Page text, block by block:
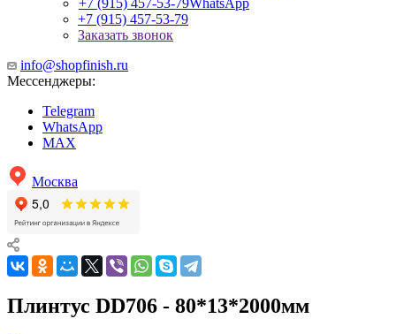
+7 (915) 457-53-79WhatsApp
+7 (915) 457-53-79
Заказать звонок
info@shopfinish.ru
Мессенджеры:
Telegram
WhatsApp
MAX
Москва
Плинтус DD706 - 80*13*2000мм